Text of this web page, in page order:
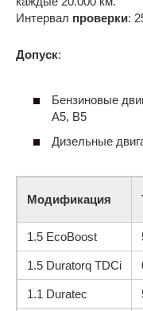
Интервал проверки:
Допуск:
Бензиновые
A5, B5
Дизельные
Модификация
1.5 EcoBoost
1.5 Duratorq TDCi
1.1 Duratec